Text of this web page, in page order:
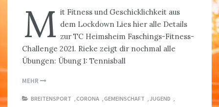
M it Fitness und Geschicklichkeit aus
dem Lockdown Lies hier alle Details
zur TC Heimsheim Faschings-Fitness-
Challenge 2021. Rieke zeigt dir nochmal alle
Übungen: Übung 1: Tennisball
MEHR
BREITENSPORT ,CORONA ,GEMEINSCHAFT ,JUGEND ,